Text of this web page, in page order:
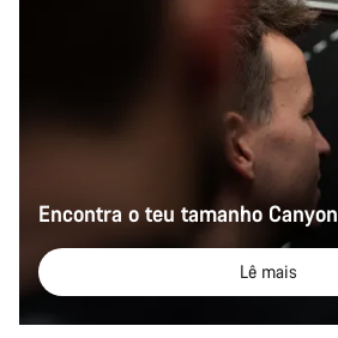
Encontra o teu tamanho Canyon
Lê mais